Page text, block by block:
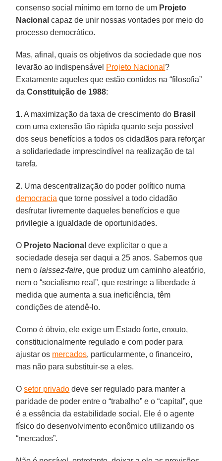
consenso social mínimo em torno de um Projeto
Nacional capaz de unir nossas vontades por meio do
processo democrático.
Mas, afinal, quais os objetivos da sociedade que nos
levarão ao indispensável Projeto Nacional?
Exatamente aqueles que estão contidos na “filosofia”
daConstituição de 1988:
1.A maximização da taxa de crescimento do Brasil
com uma extensão tão rápida quanto seja possível
dos seus benefícios a todos os cidadãos para reforçar
a solidariedade imprescindível na realização de tal
tarefa.
2. Uma descentralização do poder político numa
democracia que torne possível a todo cidadão
desfrutar livremente daqueles benefícios e que
privilegie a igualdade de oportunidades.
O Projeto Nacional deve explicitar o que a
sociedade deseja ser daqui a 25 anos. Sabemos que
nem olaissez-faire, que produz um caminho aleatório,
nem o “socialismo real”, que restringe a liberdade à
medida que aumenta a sua ineficiência, têm
condições de atendê-lo.
Como é óbvio, ele exige um Estado forte, enxuto,
constitucionalmente regulado e com poder para
ajustar os mercados, particularmente, o financeiro,
mas não para substituir-se a eles.
Osetor privado deve ser regulado para manter a
paridade de poder entre o “trabalho” e o “capital”, que
é a essência da estabilidade social. Ele é o agente
físico do desenvolvimento econômico utilizando os
“mercados”.